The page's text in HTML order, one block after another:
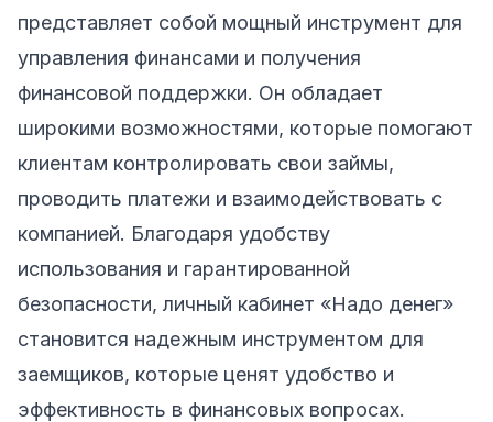
представляет собой мощный инструмент для
управления финансами и получения
финансовой поддержки. Он обладает
широкими возможностями, которые помогают
клиентам контролировать свои займы,
проводить платежи и взаимодействовать с
компанией. Благодаря удобству
использования и гарантированной
безопасности, личный кабинет «Надо денег»
становится надежным инструментом для
заемщиков, которые ценят удобство и
эффективность в финансовых вопросах.